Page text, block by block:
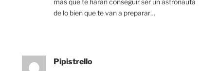
de lo bien que te van a preparar…
Pipistrello